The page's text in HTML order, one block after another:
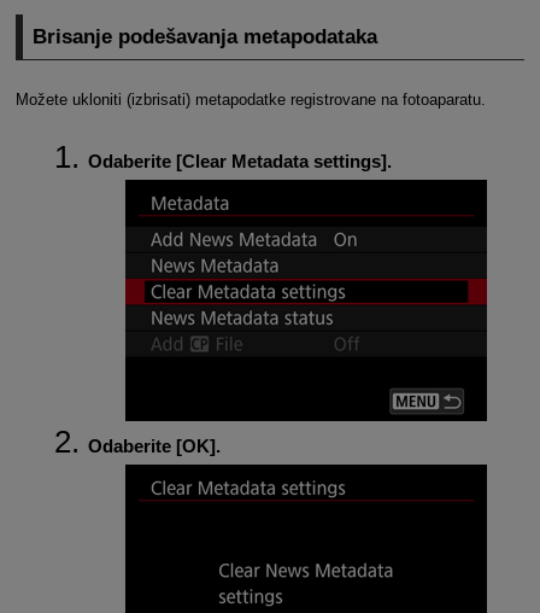
Brisanje podešavanja metapodataka
Možete ukloniti (izbrisati) metapodatke registrovane na fotoaparatu.
Odaberite [Clear Metadata settings].
Odaberite [OK].